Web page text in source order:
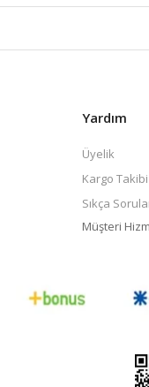
Yardım
Üyelik
Kargo Takibi
Sıkça
Müşteri